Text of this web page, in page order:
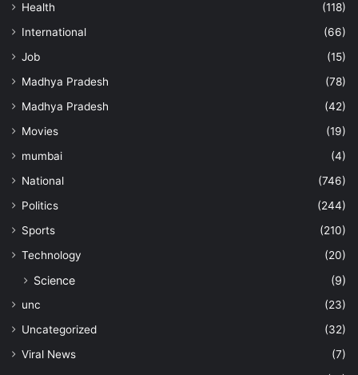
Health
(118)
International
(66)
Job
(15)
Madhya Pradesh
(78)
Madhya Pradesh
(42)
Movies
(19)
mumbai
(4)
National
(746)
Politics
(244)
Sports
(210)
Technology
(20)
Science (9)
unc
(23)
Uncategorized
(32)
Viral News
(7)